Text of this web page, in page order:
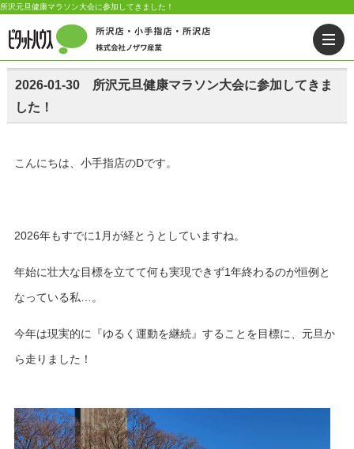
所沢元旦健康マラソン大会に参加してきました！
2026-01-30 所沢元旦健康マラソン大会に参加してきま
した！
こんにちは、小手指店のDです。
2026年もすでに1月が経とうとしていますね。
年始に壮大な目標を立てて何も実現できず1年終わるのが恒例と
なっている私…。
今年は現実的に『ゆるく運動を継続』することを目標に、元旦か
ら走りました！